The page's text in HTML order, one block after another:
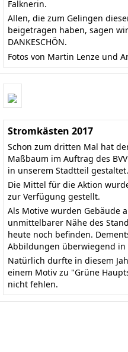
Falknerin.
Allen, die zum Gelingen
beigetragen haben, sagen
DANKESCHÖN.
Fotos von Martin Lenze und
Stromkästen 2017
Schon zum dritten Mal hat
Maßbaum im Auftrag des
in unserem Stadtteil gestaltet.
Die Mittel für die Aktion
zur Verfügung gestellt.
Als Motive wurden Gebäude
unmittelbarer Nähe des
heute noch befinden.
Abbildungen überwiegend
Natürlich durfte in diesem
einem Motiv zu "Grüne
nicht fehlen.